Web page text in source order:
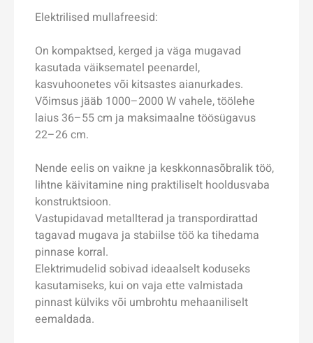
Elektrilised mullafreesid:
On kompaktsed, kerged ja väga mugavad
kasutada väiksematel peenardel,
kasvuhoonetes või kitsastes aianurkades.
Võimsus jääb 1000–2000 W vahele, töölehe
laius 36–55 cm ja maksimaalne töö­sügavus
22–26 cm.
Nende eelis on vaikne ja keskkonnasõbralik töö,
lihtne käivitamine ning praktiliselt hooldusvaba
konstruktsioon.
Vastupidavad metallterad ja transpordirattad
tagavad mugava ja stabiilse töö ka tihedama
pinnase korral.
Elektrimudelid sobivad ideaalselt koduseks
kasutamiseks, kui on vaja ette valmistada
pinnast külviks või umbrohtu mehaaniliselt
eemaldada.